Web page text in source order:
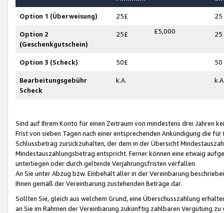
Option 1 (Überweisung) 25£ 25
Option 2
(Geschenkgutschein)
25£ £5,000 25
Option 3 (Scheck) 50£ 50
Bearbeitungsgebühr
Scheck
k.A.
Sind auf Ihrem Konto für einen Zeitraum von mindestens drei Jahren
Frist von sieben Tagen nach einer entsprechenden Ankündigung die
Schlussbetrag zurückzuhalten, der dem in der Übersicht
Mindestauszahlungsbetrag entspricht. Ferner können eine etwaig
unterliegen oder durch geltende Verjährungsfristen verfallen.
An Sie unter Abzug bzw. Einbehalt aller in der Vereinbarung
Ihnen gemäß der Vereinbarung zustehenden Beträge dar.
Sollten Sie, gleich aus welchem Grund, eine Überschusszahlung
an Sie im Rahmen der Vereinbarung zukünftig zahlbaren Vergütung zu